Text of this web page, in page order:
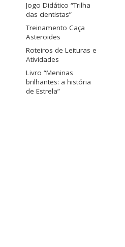
Jogo Didático “Trilha
das cientistas”
Treinamento Caça
Asteroides
Roteiros de Leituras e
Atividades
Livro “Meninas
brilhantes: a história
de Estrela”